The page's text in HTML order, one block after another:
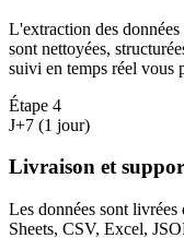
L'extraction des
sont nettoyées,
suivi en temps réel vous
Étape 4
J+7 (1 jour)
Livraison et
Les données sont
Sheets, CSV, Excel,